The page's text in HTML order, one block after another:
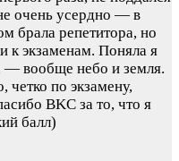
очень усердно — в
брала репетитора, но
к экзаменам. Поняла я
— вообще небо и земля.
четко по экзамену,
BKC за то, что я
балл)